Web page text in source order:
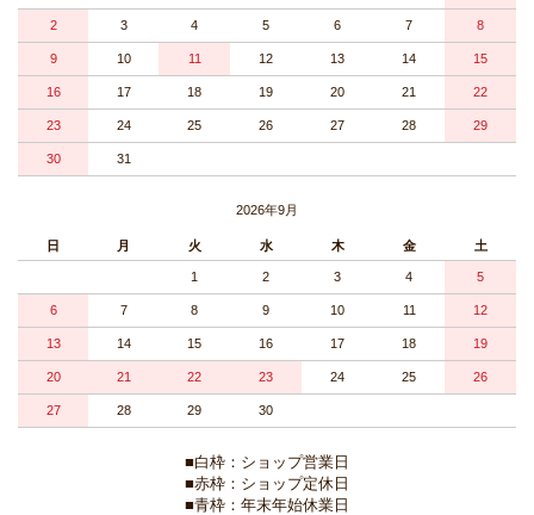
2 3 4 5 6 7 8
9 10 11 12 13 14 15
16 17 18 19 20 21 22
23 24 25 26 27 28 29
30 31
2026年9月
日 月 火 水 木 金 土
1 2 3 4 5
6 7 8 9 10 11 12
13 14 15 16 17 18 19
20 21 22 23 24 25 26
27 28 29 30
■白枠：ショップ営業日
■赤枠：ショップ定休日
■青枠：年末年始休業日